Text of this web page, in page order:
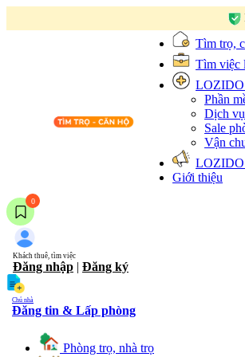
Tìm trọ,
Tìm việc
LOZIDO
Phần
Dịch
Sale
Vận
LOZIDO
Giới thiệu
0
Khách thuê, tìm việc
Đăng nhập | Đăng ký
Chủ nhà
Đăng tin & Lấp phòng
Phòng trọ, nhà trọ